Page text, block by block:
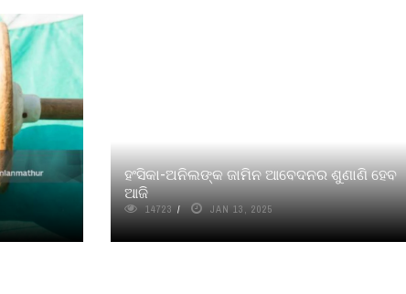
ହଂସିକା-ଅନିଲଙ୍କ ଜାମିନ ଆବେଦନର ଶୁଣାଣି ହେବ
ଆଜି
14723 JAN 13, 2025